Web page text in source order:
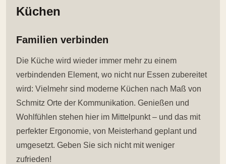
Küchen
Familien verbinden
Die Küche wird wieder immer mehr zu einem
verbindenden Element, wo nicht nur Essen zubereitet
wird: Vielmehr sind moderne Küchen nach Maß von
Schmitz Orte der Kommunikation. Genießen und
Wohlfühlen stehen hier im Mittelpunkt – und das mit
perfekter Ergonomie, von Meisterhand geplant und
umgesetzt. Geben Sie sich nicht mit weniger
zufrieden!